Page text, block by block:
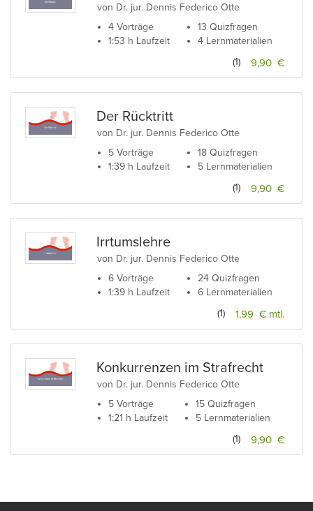
von Dr. jur. Dennis Federico Otte
4 Vorträge
1:53 h Laufzeit
13 Quizfragen
4 Lernmaterialien
9,90 €
(1)
Der Rücktritt
von Dr. jur. Dennis Federico Otte
5 Vorträge
1:39 h Laufzeit
18 Quizfragen
5 Lernmaterialien
9,90 €
(1)
Irrtumslehre
von Dr. jur. Dennis Federico Otte
6 Vorträge
1:39 h Laufzeit
24 Quizfragen
6 Lernmaterialien
1,99 € mtl.
(1)
Konkurrenzen im Strafrecht
von Dr. jur. Dennis Federico Otte
5 Vorträge
1:21 h Laufzeit
15 Quizfragen
5 Lernmaterialien
9,90 €
(1)